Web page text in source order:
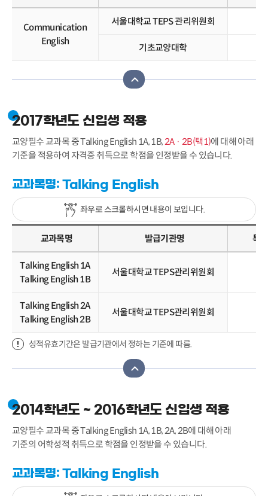
Communication
English
서울대학교 TEPS 관리위원회
기초교양대학
2017학년도 신입생 적용
교양필수 교과목 중 Talking English 1A, 1B, 2A · 2B(택1)에 대해 아래
기준을 적용하여 자격증 취득으로 학점을 인정받을 수 있습니다.
교과목명: Talking English
좌우로 스크롤하시면 내용이 보입니다.
교과목명 발급기관명 특
Talking English 1A
Talking English 1B
서울대학교 TEPS관리위원회
Talking English 2A
Talking English 2B
서울대학교 TEPS관리위원회
성적유효기간은 발급기관에서 정하는 기준에 따름.
2014학년도 ~ 2016학년도 신입생 적용
교양필수 교과목 중 Talking English 1A, 1B, 2A, 2B에 대해 아래
기준의 어학성적 취득으로 학점을 인정받을 수 있습니다.
교과목명: Talking English